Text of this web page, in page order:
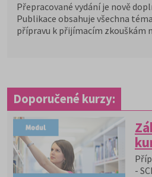
Přepracované vydání je nově
Publikace obsahuje všechna
přípravu k přijímacím zkouškám
Doporučené kurzy:
-